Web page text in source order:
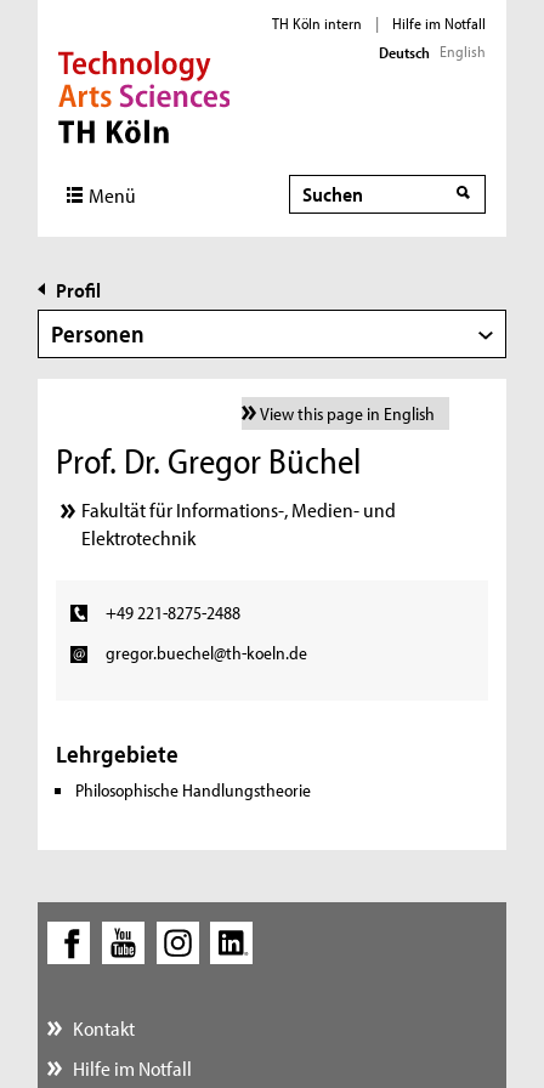
Direkt zur Hauptnavigation
Direkt zur Subnavigation
Direkt zum Inhalt
Direkt zum Fußbereich
TH Köln intern |
Hilfe im Notfall
Deutsch English
Menü Suche
Profil
Personen
View this page in English
Prof. Dr. Gregor Büchel
Fakultät für Informations-, Medien- und
Elektrotechnik
+49 221-8275-2488
gregor.buechel@th-koeln.de
Lehrgebiete
Philosophische Handlungstheorie
Kontakt
Hilfe im Notfall